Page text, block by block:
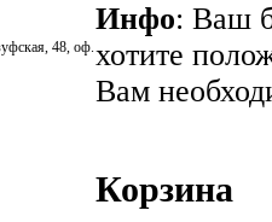
48, оф.
Инфо: Ваш
хотите
Вам
Корзина